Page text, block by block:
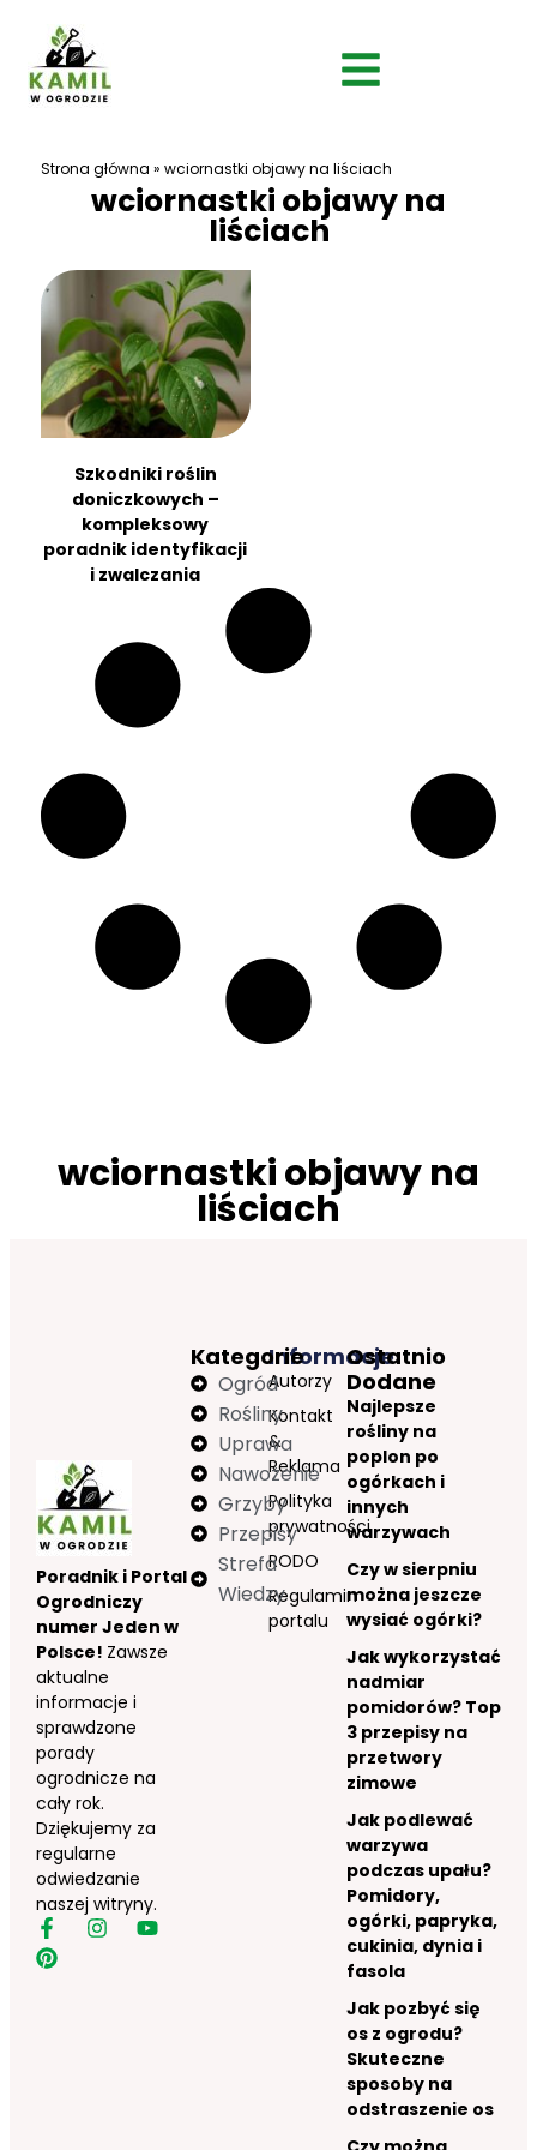
Strona główna » wciornastki objawy na liściach
wciornastki objawy na
liściach
Szkodniki roślin
doniczkowych –
kompleksowy
poradnik identyfikacji
i zwalczania
wciornastki objawy na
liściach
Poradnik i Portal
Ogrodniczy
numer Jeden w
Polsce! Zawsze
aktualne
informacje i
sprawdzone
porady
ogrodnicze na
cały rok.
Dziękujemy za
regularne
odwiedzanie
naszej witryny.
Informacje
Autorzy
Kontakt
&
Reklama
Polityka
prywatności
RODO
Regulamin
portalu
Kategorie
Ogród
Rośliny
Uprawa
Nawożenie
Grzyby
Przepisy
Strefa
Wiedzy
Ostatnio
Dodane
Najlepsze
rośliny na
poplon po
ogórkach i
innych
warzywach
Czy w sierpniu
można jeszcze
wysiać ogórki?
Jak wykorzystać
nadmiar
pomidorów? Top
3 przepisy na
przetwory
zimowe
Jak podlewać
warzywa
podczas upału?
Pomidory,
ogórki, papryka,
cukinia, dynia i
fasola
Jak pozbyć się
os z ogrodu?
Skuteczne
sposoby na
odstraszenie os